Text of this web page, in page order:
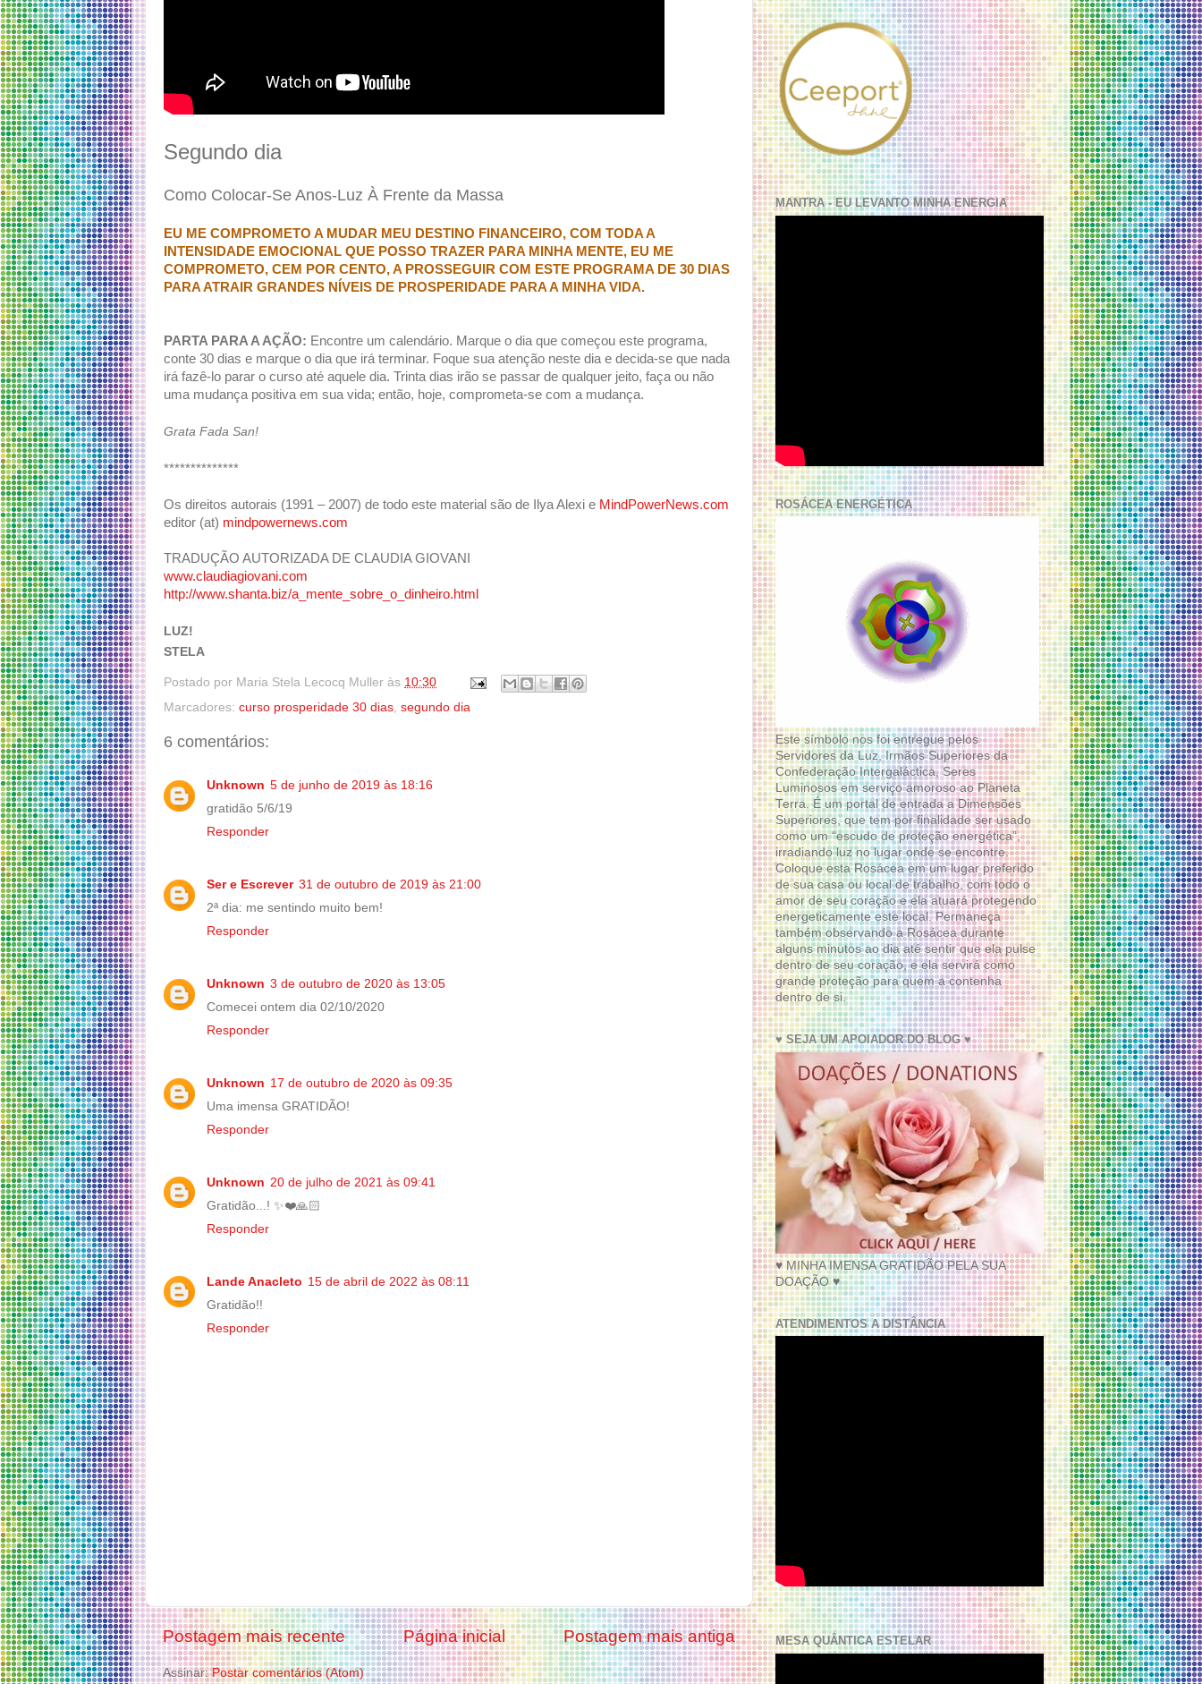
Segundo dia
Como Colocar-Se Anos-Luz À Frente da Massa
EU ME COMPROMETO A MUDAR MEU DESTINO FINANCEIRO, COM TODA A
INTENSIDADE EMOCIONAL QUE POSSO TRAZER PARA MINHA MENTE, EU ME
COMPROMETO, CEM POR CENTO, A PROSSEGUIR COM ESTE PROGRAMA DE 30 DIAS
PARA ATRAIR GRANDES NÍVEIS DE PROSPERIDADE PARA A MINHA VIDA.
PARTA PARA A AÇÃO: Encontre um calendário. Marque o dia que começou este programa,
conte 30 dias e marque o dia que irá terminar. Foque sua atenção neste dia e decida-se que nada
irá fazê-lo parar o curso até aquele dia. Trinta dias irão se passar de qualquer jeito, faça ou não
uma mudança positiva em sua vida; então, hoje, comprometa-se com a mudança.
Grata Fada San!
**************
Os direitos autorais (1991 – 2007) de todo este material são de Ilya Alexi e MindPowerNews.com
editor (at) mindpowernews.com
TRADUÇÃO AUTORIZADA DE CLAUDIA GIOVANI
www.claudiagiovani.com
http://www.shanta.biz/a_mente_sobre_o_dinheiro.html
LUZ!
STELA
Postado por Maria Stela Lecocq Muller às 10:30
Marcadores: curso prosperidade 30 dias segundo dia
6 comentários:
Unknown 5 de junho de 2019 às 18:16
gratidão 5/6/19
Responder
Ser e Escrever 31 de outubro de 2019 às 21:00
2ª dia: me sentindo muito bem!
Responder
Unknown 3 de outubro de 2020 às 13:05
Comecei ontem dia 02/10/2020
Responder
Unknown 17 de outubro de 2020 às 09:35
Uma imensa GRATIDÃO!
Responder
Unknown 20 de julho de 2021 às 09:41
Gratidão...! ✨❤️🙏🏻
Responder
Lande Anacleto 15 de abril de 2022 às 08:11
Gratidão!!
Responder
Postagem mais recente Postagem mais antiga
Página inicial
Assinar:Postar comentários (Atom)
MANTRA - EU LEVANTO MINHA ENERGIA
ROSÁCEA ENERGÉTICA
Este símbolo nos foi entregue pelos
Servidores da Luz, Irmãos Superiores da
Confederação Intergaláctica, Seres
Luminosos em serviço amoroso ao Planeta
Terra. É um portal de entrada a Dimensões
Superiores, que tem por finalidade ser usado
como um “escudo de proteção energética”,
irradiando luz no lugar onde se encontre.
Coloque esta Rosácea em um lugar preferido
de sua casa ou local de trabalho, com todo o
amor de seu coração e ela atuará protegendo
energeticamente este local. Permaneça
também observando a Rosácea durante
alguns minutos ao dia até sentir que ela pulse
dentro de seu coração, e ela servirá como
grande proteção para quem a contenha
dentro de si.
♥ SEJA UM APOIADOR DO BLOG ♥
♥ MINHA IMENSA GRATIDÃO PELA SUA
DOAÇÃO ♥
ATENDIMENTOS A DISTÂNCIA
MESA QUÂNTICA ESTELAR